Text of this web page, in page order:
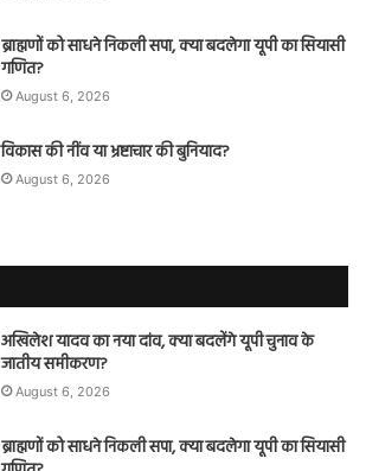
ब्राह्मणों को साधने निकली सपा, क्या बदलेगा यूपी का सियासी
गणित?
August 6, 2026
विकास की नींव या भ्रष्टाचार की बुनियाद?
August 6, 2026
अखिलेश यादव का नया दांव, क्या बदलेंगे यूपी चुनाव के
जातीय समीकरण?
August 6, 2026
ब्राह्मणों को साधने निकली सपा, क्या बदलेगा यूपी का सियासी